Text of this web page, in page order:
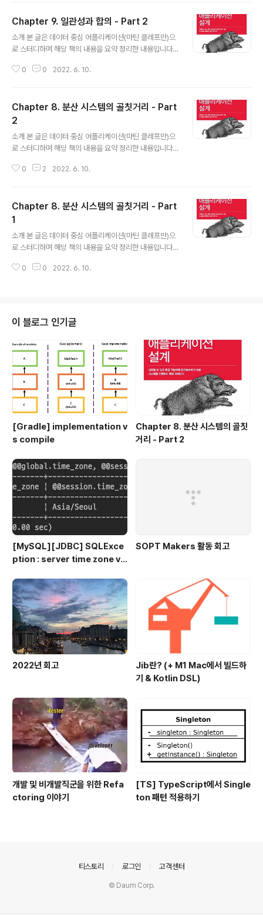
g an account on GitHub. github.com 서론 서비스
(온라인 시스템) 일괄 처리 시스템(오프라인 시스템) : 처리
량이 대표적인 지표 스트림 처리 시스템 : near-real-tim
일괄 처리하기 단순 로그 ..
Chapter 9. 일관성과 합의 - Part 2
소개 본 글은 데이터 중심 어플리케이션(마틴 클레프만)으
로 스터디하며 해당 책의 내용을 요약 정리한 내용입니다.
b - ddia-study/ddia-study: 데이터 중심 어플리케이
g an account on GitHub. github.com 분산 트랜잭션
과 합의 합의의 목적 : 여러 노드들이 뭔가에 동의하게 만드
는 것 노드가 동의하는 것이 중요한 상황 리더 선출 : Split
brain 원자적 커밋 : 모든 노드가 트랜잭션 결과에 동의하
0 0 2022. 6. 10.
Chapter 8. 분산 시스템의 골칫거리 - Part
2
소개 본 글은 데이터 중심 어플리케이션(마틴 클레프만)으
로 스터디하며 해당 책의 내용을 요약 정리한 내용입니다.
b - ddia-study/ddia-study: 데이터 중심 어플리케이
g an account on GitHub. github.com 지식, 진실, 그
리고 거짓말 분산 시스템에는 공유 메모리가 없고 지연 변
동이 큰 신뢰할 수 없는 네트워크를 통해 메시지를 보낼 수
있을 뿐이며 부분 장애, 신뢰성 없는 시계, 프로세스 중단에
0 2 2022. 6. 10.
Chapter 8. 분산 시스템의 골칫거리 - Part
1
소개 본 글은 데이터 중심 어플리케이션(마틴 클레프만)으
로 스터디하며 해당 책의 내용을 요약 정리한 내용입니다.
b - ddia-study/ddia-study: 데이터 중심 어플리케이
템을 다루는 것은 뭔가 잘못될 수 있는 새롭고 흥미진진한
방법이 많다는 점이다. 결국 엔지니어로서의 우리의 임무
는 모든 게 잘못되더라도 제 역할을 해내는 시스템을 구축
하는 것이다. 결함과 부분 장애 부분 장애(partial f..
0 0 2022. 6. 10.
이 블로그 인기글
[Gradle] implementation v
s compile
Chapter 8. 분산 시스템의 골칫
거리 - Part 2
[MySQL][JDBC] SQLExce
ption : server time zone va
SOPT Makers 활동 회고
2022년 회고
Jib란? (+ M1 Mac에서 빌드하
기 & Kotlin DSL)
개발 및 비개발직군을 위한 Refa
ctoring 이야기
[TS] TypeScript에서 Single
ton 패턴 적용하기
티스토리 로그인 고객센터
© Daum Corp.